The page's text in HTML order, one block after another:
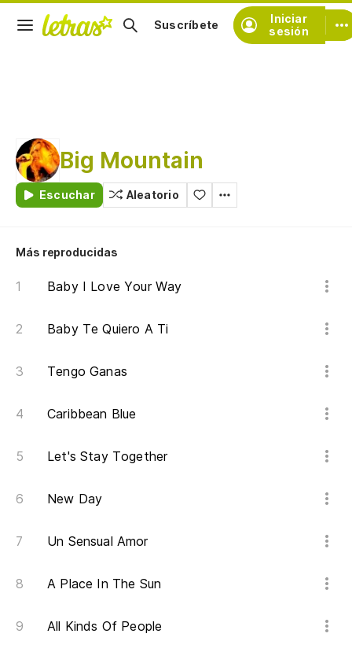
Iniciar
sesión
Suscríbete
Big Mountain
Escuchar Aleatorio
Más reproducidas
Baby I Love Your Way
Baby Te Quiero A Ti
Tengo Ganas
Caribbean Blue
Let's Stay Together
New Day
Un Sensual Amor
A Place In The Sun
All Kinds Of People